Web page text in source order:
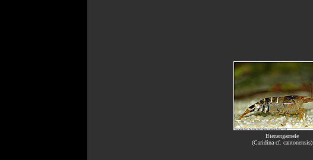
Bienengarnele
(Caridina cf. cantonensis)